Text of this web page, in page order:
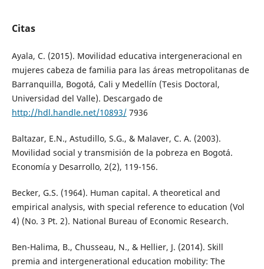
Citas
Ayala, C. (2015). Movilidad educativa intergeneracional en
mujeres cabeza de familia para las áreas metropolitanas de
Barranquilla, Bogotá, Cali y Medellín (Tesis Doctoral,
Universidad del Valle). Descargado de
http://hdl.handle.net/10893/7936
Baltazar, E.N., Astudillo, S.G., & Malaver, C. A. (2003).
Movilidad social y transmisión de la pobreza en Bogotá.
Economía y Desarrollo, 2(2), 119-156.
Becker, G.S. (1964). Human capital. A theoretical and
empirical analysis, with special reference to education (Vol
4) (No. 3 Pt. 2). National Bureau of Economic Research.
Ben-Halima, B., Chusseau, N., & Hellier, J. (2014). Skill
premia and intergenerational education mobility: The